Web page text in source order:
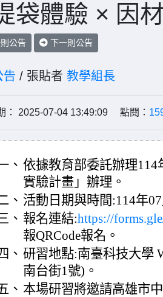
袋體驗 × 因
則公告 下一則公告
告 / 張貼者 教學組長
： 2025-07-04 13:49:09 點閱：
、 依據教育部委託辦理
實驗計畫」辦理。
、 活動日期與時間:114年
、 報名連結:https://
報QRCode報名。
、 研習地點:南臺科技大學
南台街1號)。
、 本場研習將邀請高雄市